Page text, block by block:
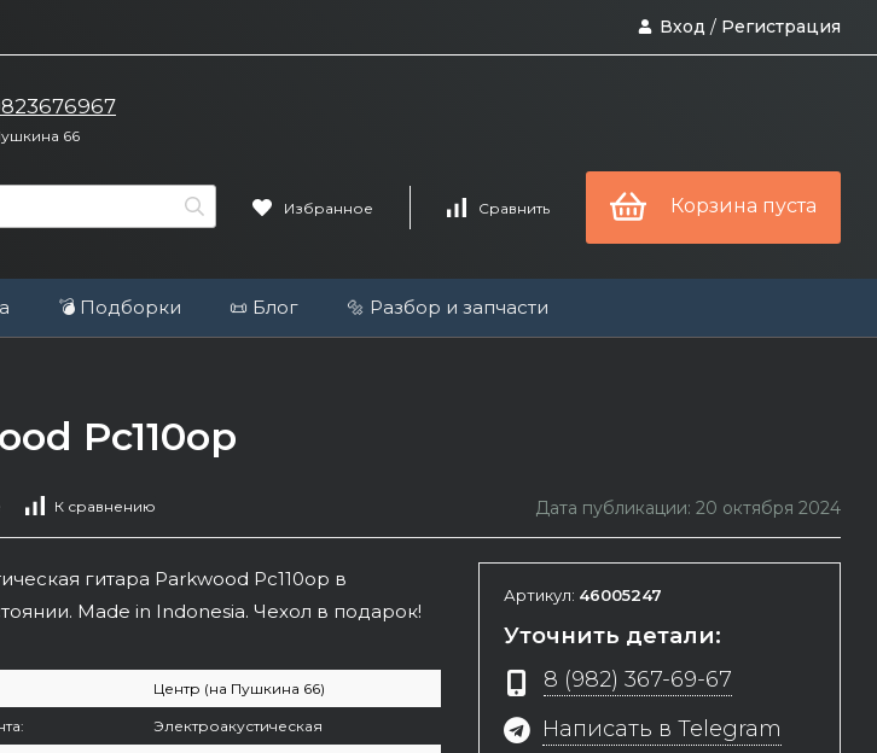
Вход / Регистрация
66
Избранное Сравнить Корзина пуста
💣 Подборки 📜 Блог 🔩 Разбор и запчасти
Pc110op
К сравнению Дата публикации: 20 октября 2024
гитара Parkwood Pc110op в
Made in Indonesia. Чехол в подарок!
Центр (на Пушкина 66)
Электроакустическая
Артикул: 46005247
Уточнить детали:
8 (982) 367-69-67
Написать в Telegram